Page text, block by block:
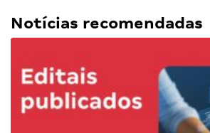
Notícias recomendadas